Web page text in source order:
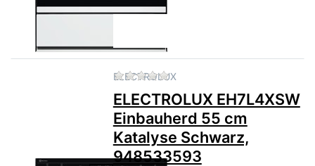
ELECTROLUXZu diesem Produkt liegen
ELECTROLUX EH7L4XSW
Einbauherd 55 cm
Katalyse Schwarz,
948533593